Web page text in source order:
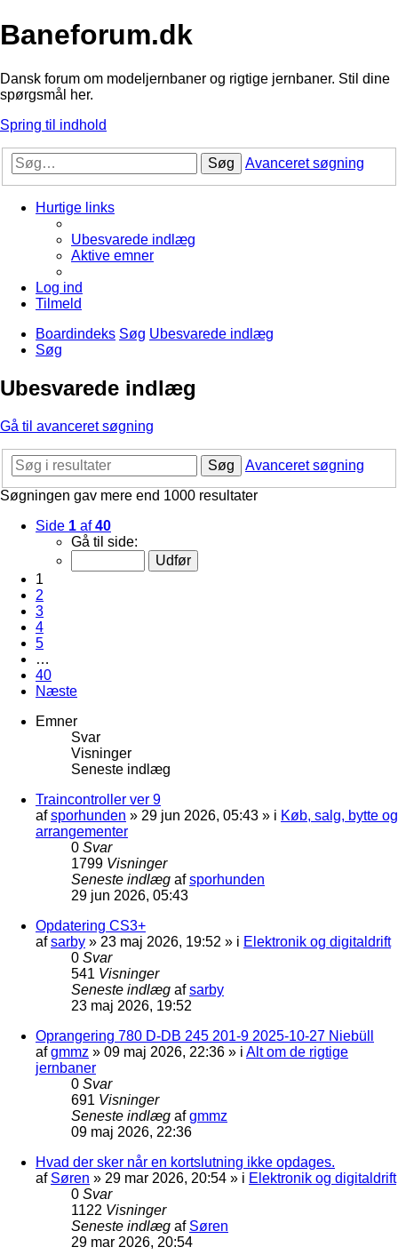
Baneforum.dk
Dansk forum om modeljernbaner og rigtige jernbaner. Stil dine
spørgsmål her.
Spring til indhold
Søg Avanceret søgning
Hurtige links
Ubesvarede indlæg
Aktive emner
Log ind
Tilmeld
Boardindeks Søg Ubesvarede indlæg
Søg
Ubesvarede indlæg
Gå til avanceret søgning
Søg
Avanceret søgning
Søgningen gav mere end 1000 resultater
Side 1 af40
Gå til side:
1
2
3
4
5
…
40
Næste
Emner
Svar
Visninger
Seneste indlæg
Traincontroller ver 9
afsporhunden » 29 jun 2026, 05:43 » i Køb, salg, bytte og
arrangementer
0 Svar
1799 Visninger
Seneste indlæg afsporhunden
29 jun 2026, 05:43
Opdatering CS3+
afsarby » 23 maj 2026, 19:52 » i Elektronik og digitaldrift
0 Svar
541 Visninger
Seneste indlæg afsarby
23 maj 2026, 19:52
Oprangering 780 D-DB 245 201-9 2025-10-27 Niebüll
afgmmz » 09 maj 2026, 22:36 » i Alt om de rigtige
jernbaner
0 Svar
691 Visninger
Seneste indlæg afgmmz
09 maj 2026, 22:36
Hvad der sker når en kortslutning ikke opdages.
af Søren » 29 mar 2026, 20:54 » i Elektronik og digitaldrift
0 Svar
1122 Visninger
Seneste indlæg af Søren
29 mar 2026, 20:54